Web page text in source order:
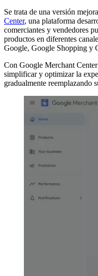
Se trata de una versión
Center, una plataforma
comerciantes y vendedores
productos en diferentes
Google, Google Shopping y
Con Google Merchant
simplificar y optimizar la
gradualmente reemplazando